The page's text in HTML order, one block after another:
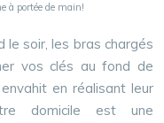
à portée de main!
le soir, les bras chargés
vos clés au fond de
en réalisant leur
domicile est une